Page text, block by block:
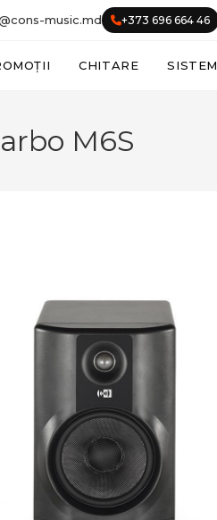
music.md +373 696 664 46
CHITARE
M6S